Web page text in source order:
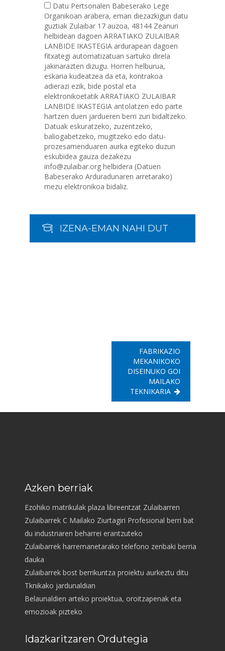
Datu Pertsonalen Babeserako Lege
Organikoan arabera, eman diezazkigun datu
guztiak Zulaibar 17 auzoa, 48144 Zeanuri
helbidean dagoen ARRATIAKO ZULAIBAR
LANBIDE IKASTEGIA ardurapean dagoen
fitxategi automatizatuan sartuko direla
jakinarazten dizugu. Horren helburua,
eskaria kudeatzea da eta, kontrakoa
adierazi ezik, bide postal eta
elektronikoetatik ARRATIAKO ZULAIBAR
LANBIDE IKASTEGIA antolatzen edo parte
hartzen duen jardueren berri zuri bidaltzeko.
Datuak eskuratzeko, zuzentzeko,
baliogabetzeko, mugitzeko edo datu-
prozesamenduaren aurka egiteko duzun
eskubidea gauza dezakezu
info@zulaibar.org helbidera (Datuen
Babeserako Arduradunaren arretarako)
mezu elektronikoa bidaliz.
IZENA-EMAN NAHI DUT
FABRIKAZIO
MEKANIKOKO
DISEINUKO GOI
MAILAKO
TEKNIKARIA
Azken berriak
Ezohiko matrikulak plaza libreentzat Zulaibarren
Zulaibarrek C Mailako Ziurtagiri Profesional berri bat
du industriaren beharrei erantzuteko
Zulaibarrek harremanetarako telefono zenbaki berria
dauka
Zulaibarrek bost berrikuntza proiektu aurkeztu ditu
Tknikako jardunaldian
Belaunaldien arteko proiektua, oroitzapenak eta
emozioak pizteko
Idazkaritzaren Ordutegia